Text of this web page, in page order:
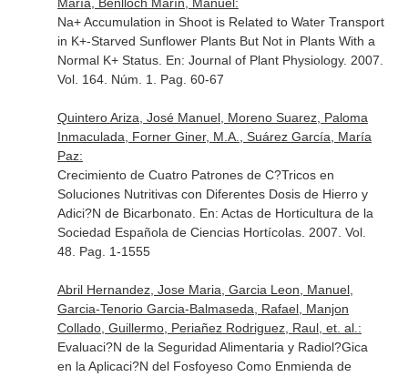
Na+ Accumulation in Shoot is Related to Water Transport
in K+-Starved Sunflower Plants But Not in Plants With a
Normal K+ Status. En: Journal of Plant Physiology. 2007.
Vol. 164. Núm. 1. Pag. 60-67
Quintero Ariza, José Manuel, Moreno Suarez, Paloma
Inmaculada, Forner Giner, M.A., Suárez García, María
Paz:
Crecimiento de Cuatro Patrones de C?Tricos en
Soluciones Nutritivas con Diferentes Dosis de Hierro y
Adici?N de Bicarbonato. En: Actas de Horticultura de la
Sociedad Española de Ciencias Hortícolas. 2007. Vol.
48. Pag. 1-1555
Abril Hernandez, Jose Maria, Garcia Leon, Manuel,
Garcia-Tenorio Garcia-Balmaseda, Rafael, Manjon
Collado, Guillermo, Periañez Rodriguez, Raul, et. al.:
Evaluaci?N de la Seguridad Alimentaria y Radiol?Gica
en la Aplicaci?N del Fosfoyeso Como Enmienda de